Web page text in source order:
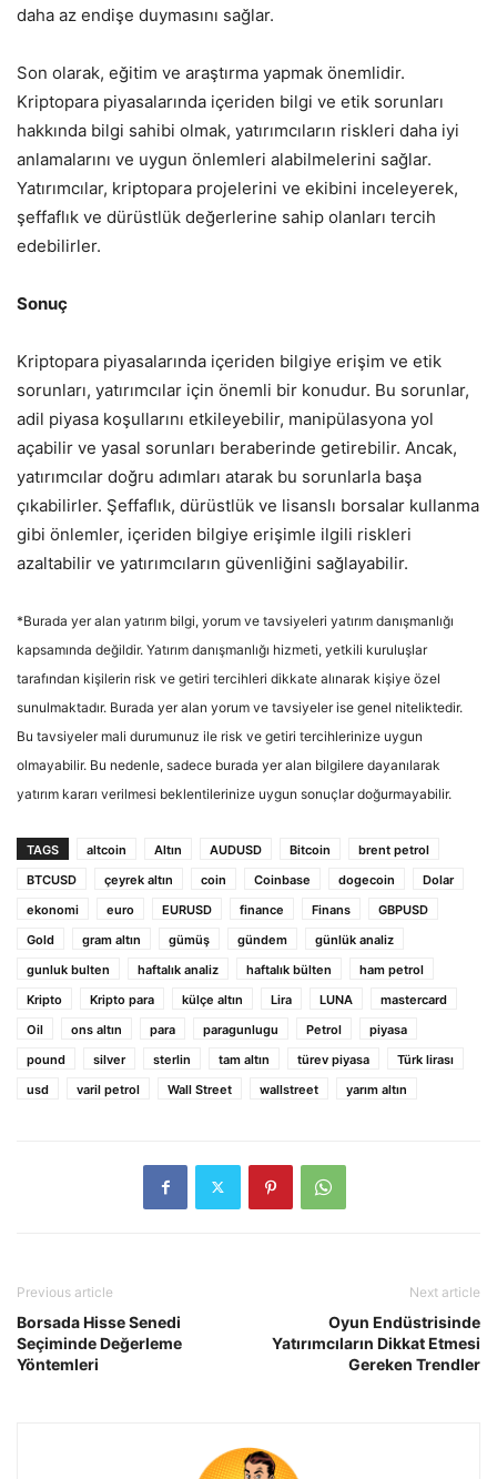
daha az endişe duymasını sağlar.
Son olarak, eğitim ve araştırma yapmak önemlidir.
Kriptopara piyasalarında içeriden bilgi ve etik sorunları
hakkında bilgi sahibi olmak, yatırımcıların riskleri daha iyi
anlamalarını ve uygun önlemleri alabilmelerini sağlar.
Yatırımcılar, kriptopara projelerini ve ekibini inceleyerek,
şeffaflık ve dürüstlük değerlerine sahip olanları tercih
edebilirler.
Sonuç
Kriptopara piyasalarında içeriden bilgiye erişim ve etik
sorunları, yatırımcılar için önemli bir konudur. Bu sorunlar,
adil piyasa koşullarını etkileyebilir, manipülasyona yol
açabilir ve yasal sorunları beraberinde getirebilir. Ancak,
yatırımcılar doğru adımları atarak bu sorunlarla başa
çıkabilirler. Şeffaflık, dürüstlük ve lisanslı borsalar kullanma
gibi önlemler, içeriden bilgiye erişimle ilgili riskleri
azaltabilir ve yatırımcıların güvenliğini sağlayabilir.
*Burada yer alan yatırım bilgi, yorum ve tavsiyeleri yatırım danışmanlığı
kapsamında değildir. Yatırım danışmanlığı hizmeti, yetkili kuruluşlar
tarafından kişilerin risk ve getiri tercihleri dikkate alınarak kişiye özel
sunulmaktadır. Burada yer alan yorum ve tavsiyeler ise genel niteliktedir.
Bu tavsiyeler mali durumunuz ile risk ve getiri tercihlerinize uygun
olmayabilir. Bu nedenle, sadece burada yer alan bilgilere dayanılarak
yatırım kararı verilmesi beklentilerinize uygun sonuçlar doğurmayabilir.
TAGS altcoin Altın AUDUSD Bitcoin
brent petrol
BTCUSD
çeyrek altın coin Coinbase dogecoin
Dolar
ekonomi
euro EURUSD finance Finans
GBPUSD
Gold
gram altın gümüş gündem
günlük analiz
gunluk bulten
haftalık analiz haftalık bülten
ham petrol
Kripto
Kripto para külçe altın Lira LUNA
mastercard
Oil
ons altın para paragunlugu Petrol
piyasa
pound
silver sterlin tam altın türev piyasa
Türk lirası
usd
varil petrol Wall Street wallstreet yarım altın
Previous article
Borsada Hisse Senedi
Seçiminde Değerleme
Yöntemleri
Next article
Oyun Endüstrisinde
Yatırımcıların Dikkat Etmesi
Gereken Trendler